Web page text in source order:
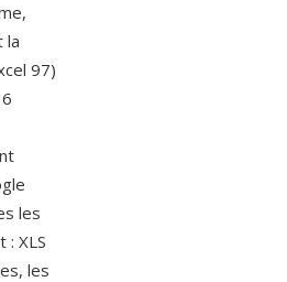
la
97)
les
XLS
les